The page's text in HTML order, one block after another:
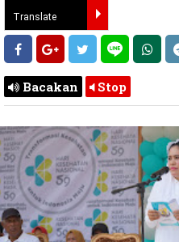
Bacakan Stop